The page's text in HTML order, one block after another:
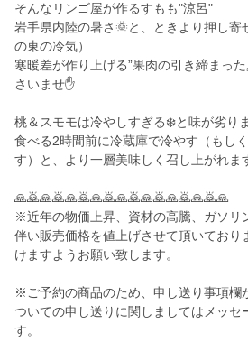
そんなリンゴ屋が作るすもも"涼呂"
岩手県内陸の暑さ🌞と、ときより押し
の東の冷気）
寒暖差が作り上げる”果肉の引き締まっ
さいませ✋
桃＆スモモは冷やしすぎる❄️と味が劣りま
食べる2時間前に冷蔵庫で冷やす（もし
す）と、より一層美味しく召し上がれま
🙏🙇🙏🙇🙏🙇🙏🙇🙏🙇🙏🙇🙏🙇🙏🙇🙏
※近年の物価上昇、資材の高騰、ガソリ
伴い販売価格を値上げさせて頂いており
けますようお願い致します。
※ご予約の商品のため、申し送り事項欄
ついての申し送りに関しましてはメッセ
す。